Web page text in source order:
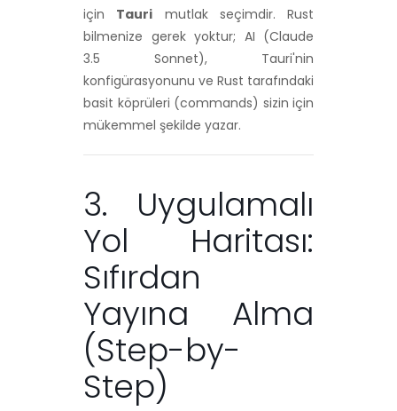
için Tauri mutlak seçimdir. Rust
bilmenize gerek yoktur; AI (Claude
3.5 Sonnet), Tauri'nin
konfigürasyonunu ve Rust tarafındaki
basit köprüleri (commands) sizin için
mükemmel şekilde yazar.
3. Uygulamalı
Yol Haritası:
Sıfırdan
Yayına Alma
(Step-by-
Step)